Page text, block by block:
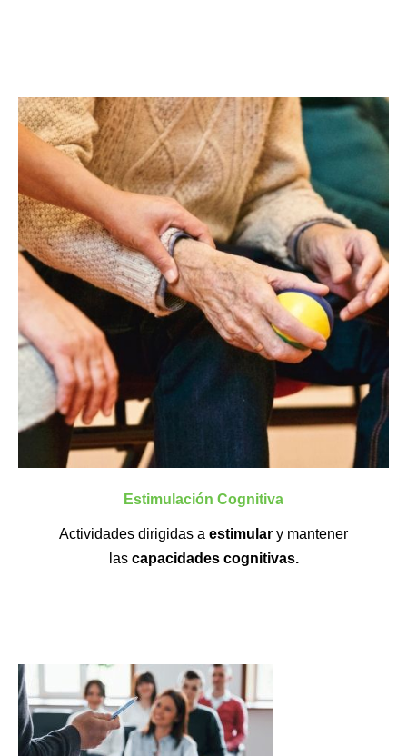
Estimulación Cognitiva
Actividades dirigidas a estimular y mantener
las capacidades cognitivas.